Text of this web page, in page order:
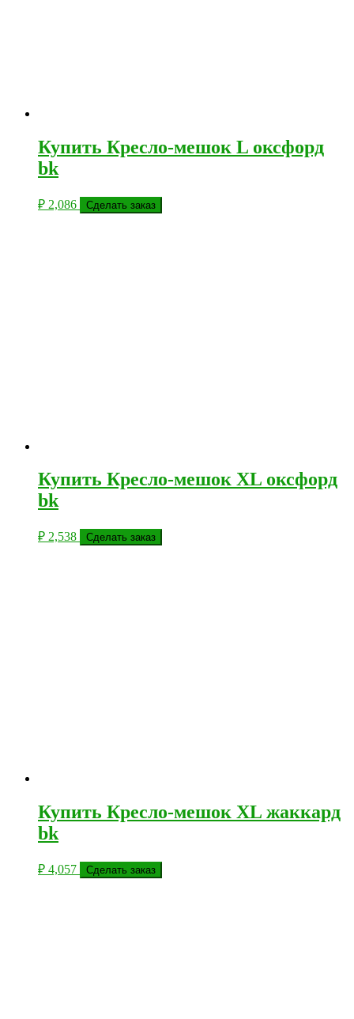
Купить Кресло-мешок L оксфорд
bk
₽ 2,086 Сделать заказ
Купить Кресло-мешок ХL оксфорд
bk
₽ 2,538 Сделать заказ
Купить Кресло-мешок XL жаккард
bk
₽ 4,057 Сделать заказ